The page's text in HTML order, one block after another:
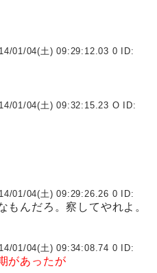
01/04(土) 09:29:12.03 0 ID:
01/04(土) 09:32:15.23 O ID:
01/04(土) 09:29:26.26 0 ID:
もんだろ。察してやれよ。
01/04(土) 09:34:08.74 0 ID:
があったが